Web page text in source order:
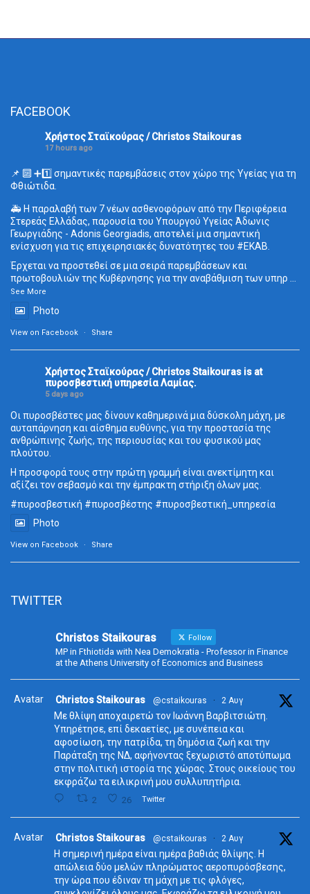
FACEBOOK
Χρήστος Σταϊκούρας / Christos Staikouras
17 hours ago
📌 🔟 ➕1️⃣ σημαντικές παρεμβάσεις στον χώρο της Υγείας για τη
Φθιώτιδα.
🚑 Η παραλαβή των 7 νέων ασθενοφόρων από την Περιφέρεια
Στερεάς Ελλάδας, παρουσία του Υπουργού Υγείας Άδωνις
Γεωργιάδης - Adonis Georgiadis, αποτελεί μια σημαντική
ενίσχυση για τις επιχειρησιακές δυνατότητες του #ΕΚΑΒ.
Έρχεται να προστεθεί σε μια σειρά παρεμβάσεων και
πρωτοβουλιών της Κυβέρνησης για την αναβάθμιση των υπηρ ...
See More
Photo
View on Facebook · Share
Χρήστος Σταϊκούρας / Christos Staikouras is at
πυροσβεστική υπηρεσία Λαμίας.
5 days ago
Οι πυροσβέστες μας δίνουν καθημερινά μια δύσκολη μάχη, με
αυταπάρνηση και αίσθημα ευθύνης, για την προστασία της
ανθρώπινης ζωής, της περιουσίας και του φυσικού μας
πλούτου.
Η προσφορά τους στην πρώτη γραμμή είναι ανεκτίμητη και
αξίζει τον σεβασμό και την έμπρακτη στήριξη όλων μας.
#πυροσβεστική #πυροσβέστης #πυροσβεστική_ υπηρεσία
Photo
View on Facebook · Share
TWITTER
Christos Staikouras Follow
MP in Fthiotida with Nea Demokratia - Professor in Finance
at the Athens University of Economics and Business
Avatar Christos Staikouras @cstaikouras · 2 Αυγ
Με θλίψη αποχαιρετώ τον Ιωάννη Βαρβιτσιώτη.
Υπηρέτησε, επί δεκαετίες, με συνέπεια και
αφοσίωση, την πατρίδα, τη δημόσια ζωή και την
Παράταξη της ΝΔ, αφήνοντας ξεχωριστό αποτύπωμα
στην πολιτική ιστορία της χώρας. Στους οικείους του
εκφράζω τα ειλικρινή μου συλλυπητήρια.
2 26 Twitter
Avatar Christos Staikouras @cstaikouras · 2 Αυγ
Η σημερινή ημέρα είναι ημέρα βαθιάς θλίψης. Η
απώλεια δύο μελών πληρώματος αεροπυρόσβεσης,
την ώρα που έδιναν τη μάχη με τις φλόγες,